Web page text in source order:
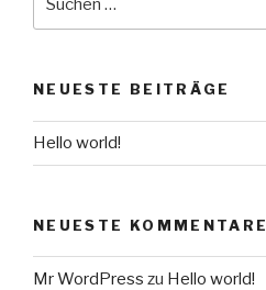
nach:
NEUESTE BEITRÄGE
Hello world!
NEUESTE KOMMENTARE
Mr WordPress zu Hello world!